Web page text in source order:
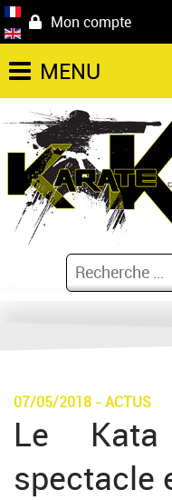
Mon compte
MENU
07/05/2018 -ACTUS
Le
spectacle